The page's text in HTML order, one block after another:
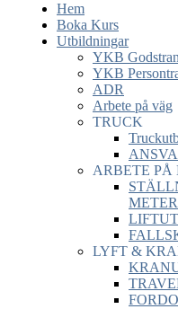
Hem
Boka Kurs
Utbildningar
YKB
YKB
ADR
Arbete på väg
TRUCK
ARBETE PÅ
METER
LYFT &